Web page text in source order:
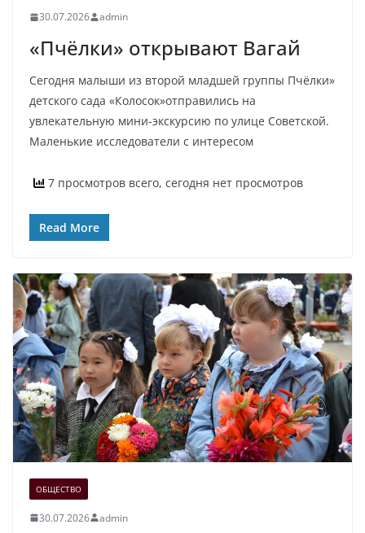
30.07.2026 admin
«Пчёлки» открывают Вагай
Сегодня малыши из второй младшей группы Пчёлки»
детского сада «Колосок»отправились на
увлекательную мини-экскурсию по улице Советской.
Маленькие исследователи с интересом
7 просмотров всего, сегодня нет просмотров
Read More
ОБЩЕСТВО
30.07.2026 admin